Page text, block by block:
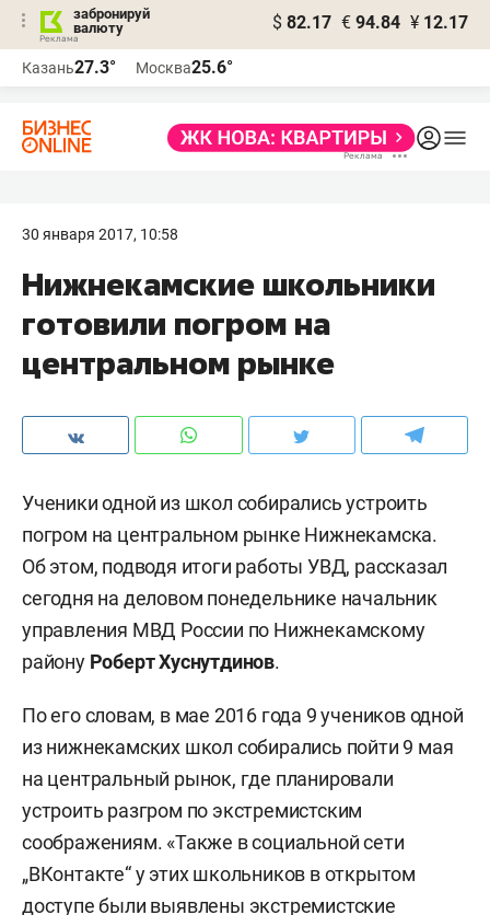
забронируй
валюту
$ 82.17 € 94.84 ¥ 12.17
Казань27.3° Москва25.6°
30 января 2017, 10:58
Нижнекамские школьники
готовили погром на
центральном рынке
Ученики одной из школ собирались устроить
погром на центральном рынке Нижнекамска.
Об этом, подводя итоги работы УВД, рассказал
сегодня на деловом понедельнике начальник
управления МВД России по Нижнекамскому
району Роберт Хуснутдинов.
По его словам, в мае 2016 года 9 учеников одной
из нижнекамских школ собирались пойти 9 мая
на центральный рынок, где планировали
устроить разгром по экстремистским
соображениям. «Также в социальной сети
„ВКонтакте“ у этих школьников в открытом
доступе были выявлены экстремистские